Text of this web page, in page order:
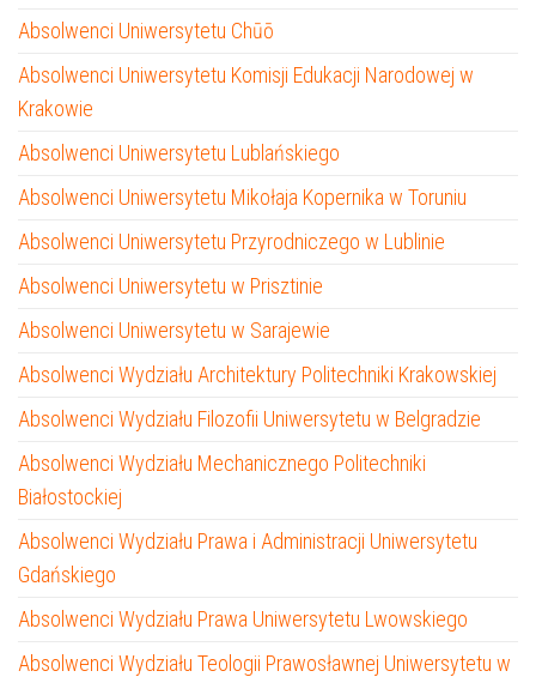
Absolwenci Uniwersytetu Chūō
Absolwenci Uniwersytetu Komisji Edukacji Narodowej w
Krakowie
Absolwenci Uniwersytetu Lublańskiego
Absolwenci Uniwersytetu Mikołaja Kopernika w Toruniu
Absolwenci Uniwersytetu Przyrodniczego w Lublinie
Absolwenci Uniwersytetu w Prisztinie
Absolwenci Uniwersytetu w Sarajewie
Absolwenci Wydziału Architektury Politechniki Krakowskiej
Absolwenci Wydziału Filozofii Uniwersytetu w Belgradzie
Absolwenci Wydziału Mechanicznego Politechniki
Białostockiej
Absolwenci Wydziału Prawa i Administracji Uniwersytetu
Gdańskiego
Absolwenci Wydziału Prawa Uniwersytetu Lwowskiego
Absolwenci Wydziału Teologii Prawosławnej Uniwersytetu w